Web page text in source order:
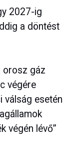
2027-ig
a döntést
orosz gáz
végére
válság esetén
végén lévő”